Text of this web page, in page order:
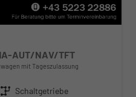
AUT/NAV/TFT
mit Tageszulassung
Getriebe Schaltgetriebe